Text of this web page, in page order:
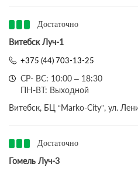
Достаточно
Витебск Луч-1
+375 (44) 703-13-25
СР- ВС: 10:00 – 18:30
ПН-ВТ: Выходной
Витебск, БЦ “Marko-City”, ул.
Достаточно
Гомель Луч-3